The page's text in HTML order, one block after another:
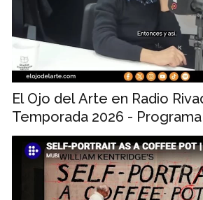
El Ojo del Arte en Radio
Temporada 2026 -